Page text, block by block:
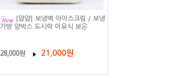
[얌얌] 보냉백 아이스크림 / 보냉
가방 얌박스 도시락 이유식 보온
28,000원 21,000원